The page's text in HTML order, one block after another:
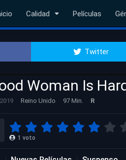
Calidad Películas
Twitter
Woman Is
Reino Unido 97 Min. R
1 voto